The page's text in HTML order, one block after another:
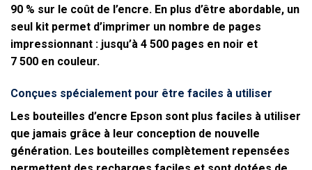
90 % sur le coût de l’encre. En plus d’être abordable, un
seul kit permet d’imprimer un nombre de pages
impressionnant : jusqu’à 4 500 pages en noir et
7 500 en couleur.
Conçues spécialement pour être faciles à utiliser
Les bouteilles d’encre Epson sont plus faciles à utiliser
que jamais grâce à leur conception de nouvelle
génération. Les bouteilles complètement repensées